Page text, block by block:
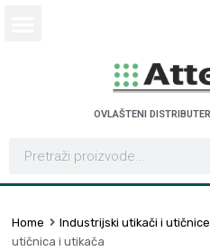
OVLAŠTENI DISTRIBUTER
Home Industrijski utikači i utičnice
utičnica i utikača